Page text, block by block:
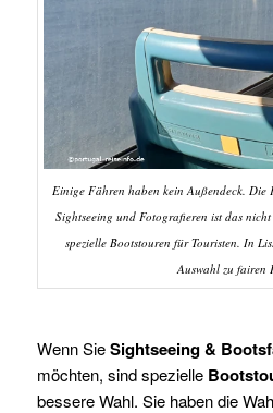
Einige Fähren haben kein Außendeck. Die
Sightseeing und Fotografieren ist das
spezielle Bootstouren für Touristen. In
Auswahl zu fairen
Wenn SieSightseeing &
möchten, sind spezielle
bessere Wahl. Sie haben die